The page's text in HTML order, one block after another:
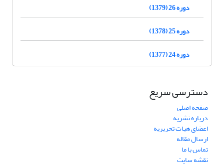
دوره 26 (1379)
دوره 25 (1378)
دوره 24 (1377)
دسترسی سریع
صفحه اصلی
درباره نشریه
اعضای هیات تحریریه
ارسال مقاله
تماس با ما
نقشه سایت